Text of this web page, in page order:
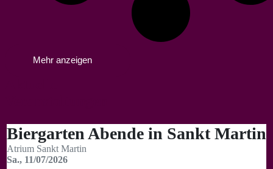
Mehr anzeigen
Biergarten Abende in Sankt Martin
Atrium Sankt Martin
Sa., 11/07/2026